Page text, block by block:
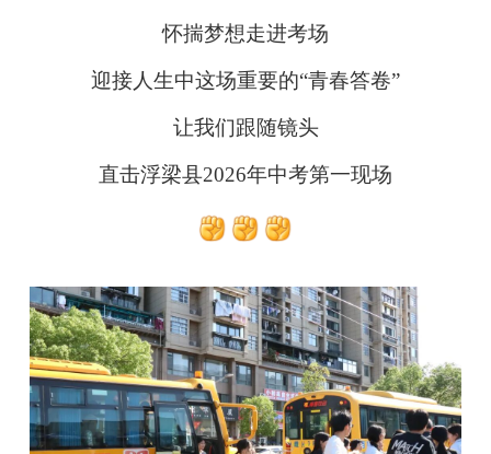
怀揣梦想走进考场
迎接人生中这场重要的“青春答卷”
让我们跟随镜头
直击浮梁县2026年中考第一现场